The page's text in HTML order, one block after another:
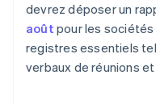
devrez déposer un
août pour les
registres essentiels
verbaux de réunions